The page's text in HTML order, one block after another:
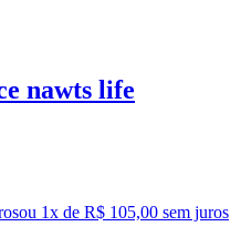
nawts life
ou 1x de R$ 105,00 sem juros